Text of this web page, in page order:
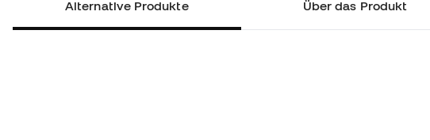
Alternative Produkte Über das Produkt